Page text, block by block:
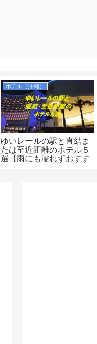
ホテル（沖縄）
ゆいレールの駅と直結ま
たは至近距離のホテル５
選【雨にも濡れずおすす